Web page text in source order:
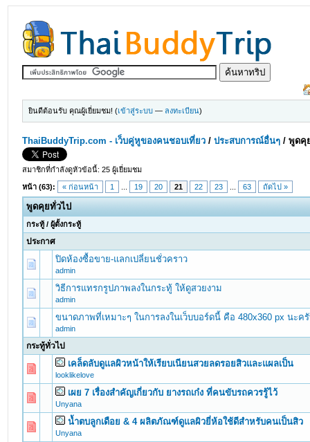
ยินดีต้อนรับ คุณผู้เยี่ยมชม! (เข้าสู่ระบบ — ลงทะเบียน)
ThaiBuddyTrip.com - เว็บคู่หูของคนชอบเที่ยว /ประสบการณ์อื่นๆ /พูดคุ
สมาชิกที่กำลังดูหัวข้อนี้: 25 ผู้เยี่ยมชม
หน้า (63): « ก่อนหน้า 1 19 20 21 22 23 63 ถัดไป »
พูดคุยทั่วไป
กระทู้ /ผู้ตั้งกระทู้
ประกาศ
ปิดห้องซื้อขาย-แลกเปลี่ยนชั่วคราว
admin
วิธีการแทรกรูปภาพลงในกระทู้ ให้ดูสวยงาม
admin
ขนาดภาพที่เหมาะๆ ในการลงในเว็บบอร์ดนี้ คือ 480x360 px นะค
admin
กระทู้ทั่วไป
เคล็ดลับดูแลผิวหน้าให้เรียบเนียนสวยลดรอยสิวและแผลเป็น
looklikelove
0 Vote(s) - 0 out of 5 in Average
12 345
เผย 7 เรื่องสำคัญเกี่ยวกับ ยางรถเก๋ง ที่คนขับรถควรรู้ไว้
Unyana
0 Vote(s) - 0 out of 5 in Average
12345
น้ำตบลูกเดือย & 4 ผลิตภัณฑ์ดูแลผิวยี่ห้อใช้ดีสำหรับคนเป็นสิว
Unyana
0 Vote(s) - 0 out of 5 in Average
12345